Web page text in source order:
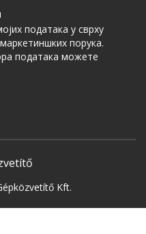
података у сврху
порука.
података можете
Kft.